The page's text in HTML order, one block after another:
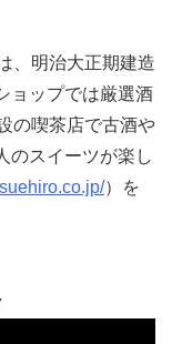
、明治大正期建造
ョップでは厳選酒
の喫茶店で古酒や
のスイーツが楽し
）を